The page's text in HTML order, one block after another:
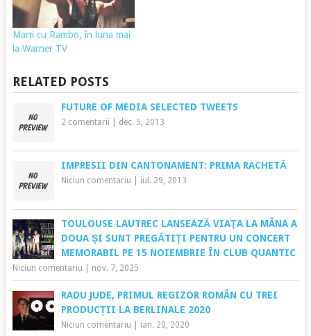
Marți cu Rambo, în luna mai
la Warner TV
RELATED POSTS
FUTURE OF MEDIA SELECTED TWEETS
2 comentarii dec. 5, 2013
IMPRESII DIN CANTONAMENT: PRIMA RACHETĂ
Niciun comentariu iul. 29, 2013
TOULOUSE LAUTREC LANSEAZĂ VIAŢA LA MÂNA A
DOUA ȘI SUNT PREGĂTIȚI PENTRU UN CONCERT
MEMORABIL PE 15 NOIEMBRIE ÎN CLUB QUANTIC
Niciun comentariu nov. 7, 2025
RADU JUDE, PRIMUL REGIZOR ROMÂN CU TREI
PRODUCȚII LA BERLINALE 2020
Niciun comentariu ian. 20, 2020